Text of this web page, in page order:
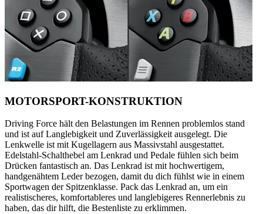
MOTORSPORT-KONSTRUKTION
Driving Force hält den Belastungen im Rennen problemlos stand
und ist auf Langlebigkeit und Zuverlässigkeit ausgelegt. Die
Lenkwelle ist mit Kugellagern aus Massivstahl ausgestattet.
Edelstahl-Schalthebel am Lenkrad und Pedale fühlen sich beim
Drücken fantastisch an. Das Lenkrad ist mit hochwertigem,
handgenähtem Leder bezogen, damit du dich fühlst wie in einem
Sportwagen der Spitzenklasse. Pack das Lenkrad an, um ein
realistischeres, komfortableres und langlebigeres Rennerlebnis zu
haben, das dir hilft, die Bestenliste zu erklimmen.